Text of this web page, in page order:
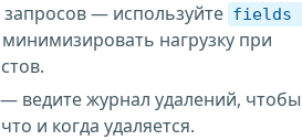
— используйте fields
нагрузку при
ведите журнал удалений, чтобы
и когда удаляется.